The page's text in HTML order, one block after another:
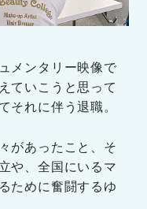
メンタリー映像で
ていこうと思って
それに伴う退職。
があったこと、そ
や、全国にいるマ
ために奮闘するゆ